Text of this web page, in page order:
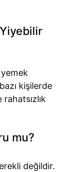
kişilerde
mu?
değildir.